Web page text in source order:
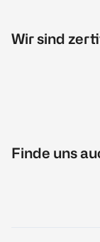
Wir sind
Finde uns